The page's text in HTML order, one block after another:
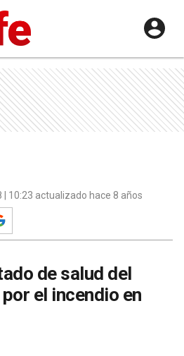
10:23 actualizado hace 8 años
de salud del
el incendio en